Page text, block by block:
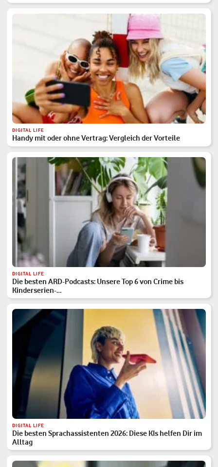
DIGITAL LIFE
Handy mit oder ohne Vertrag: Vergleich der Vorteile
DIGITAL LIFE
Die besten ARD-Podcasts: Unsere Top 6 von Crime bis
Kinderserien-…
DIGITAL LIFE
Die besten Sprachassistenten 2026: Diese KIs helfen Dir im
Alltag